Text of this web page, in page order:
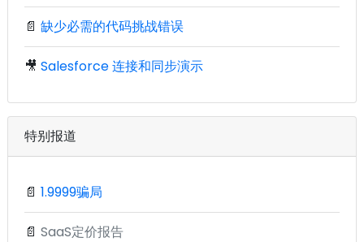
📄 缺少必需的代码挑战错误
🎥 Salesforce 连接和同步演示
特别报道
📄 1.9999骗局
📄 SaaS定价报告